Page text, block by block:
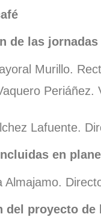
de las jornadas
Murillo.
Lafuente.
en
Almajamo.
del proyecto de